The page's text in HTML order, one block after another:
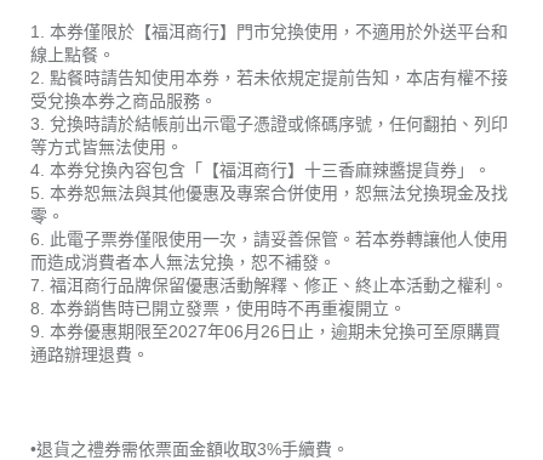
1. 本券僅限於【福洱商行】門市兌換使用，不適用於外送平台和
線上點餐。
2. 點餐時請告知使用本券，若未依規定提前告知，本店有權不接
受兌換本券之商品服務。
3. 兌換時請於結帳前出示電子憑證或條碼序號，任何翻拍、列印
等方式皆無法使用。
4. 本券兌換內容包含「【福洱商行】十三香麻辣醬提貨券」。
5. 本券恕無法與其他優惠及專案合併使用，恕無法兌換現金及找
零。
6. 此電子票券僅限使用一次，請妥善保管。若本券轉讓他人使用
而造成消費者本人無法兌換，恕不補發。
7. 福洱商行品牌保留優惠活動解釋、修正、終止本活動之權利。
8. 本券銷售時已開立發票，使用時不再重複開立。
9. 本券優惠期限至2027年06月26日止，逾期未兌換可至原購買
通路辦理退費。
•退貨之禮券需依票面金額收取3%手續費。